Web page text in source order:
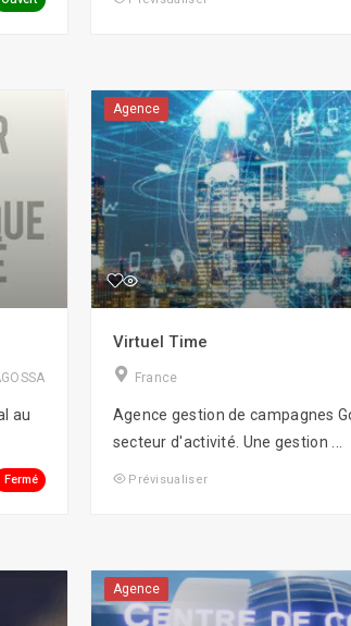
Voice/Chatbots
au
Fermé
Agence
Virtuel Time
France
Agence gestion de campagnes
secteur d'activité. Une gestion ...
Prévisualiser
Agence